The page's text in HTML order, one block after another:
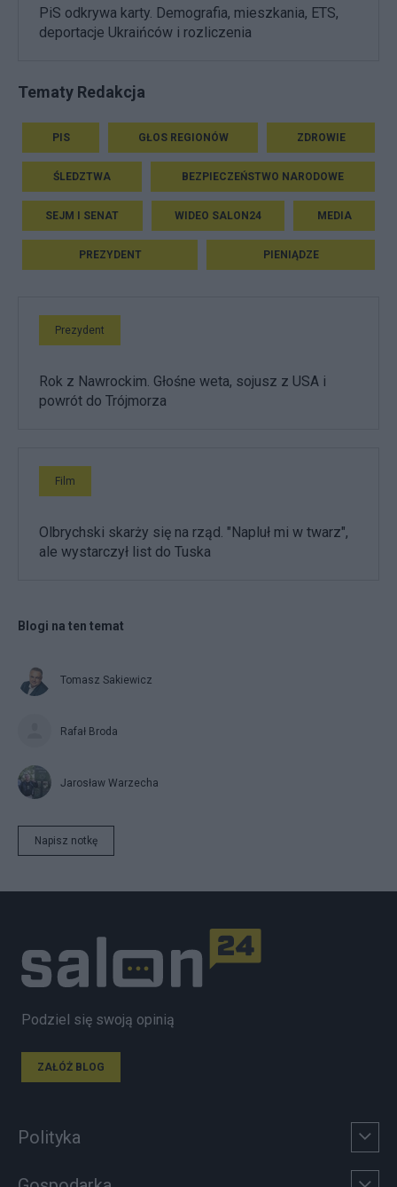
PiS odkrywa karty. Demografia, mieszkania, ETS,
deportacje Ukraińców i rozliczenia
Tematy Redakcja
PIS GŁOS REGIONÓW ZDROWIE
ŚLEDZTWA BEZPIECZEŃSTWO NARODOWE
SEJM I SENAT WIDEO SALON24 MEDIA
PREZYDENT PIENIĄDZE
Prezydent
Rok z Nawrockim. Głośne weta, sojusz z USA i
powrót do Trójmorza
Film
Olbrychski skarży się na rząd. "Napluł mi w twarz",
ale wystarczył list do Tuska
Blogi na ten temat
Tomasz Sakiewicz
Rafał Broda
Jarosław Warzecha
Napisz notkę
Podziel się swoją opinią
ZAŁÓŻ BLOG
Polityka